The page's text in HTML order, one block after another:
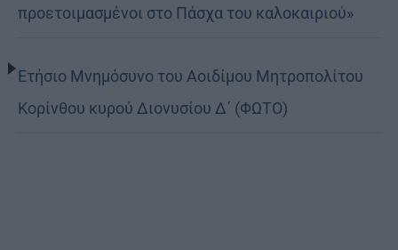
προετοιμασμένοι στο Πάσχα του καλοκαιριού»
Ετήσιο Μνημόσυνο του Αοιδίμου Μητροπολίτου
Κορίνθου κυρού Διονυσίου Δ΄ (ΦΩΤΟ)